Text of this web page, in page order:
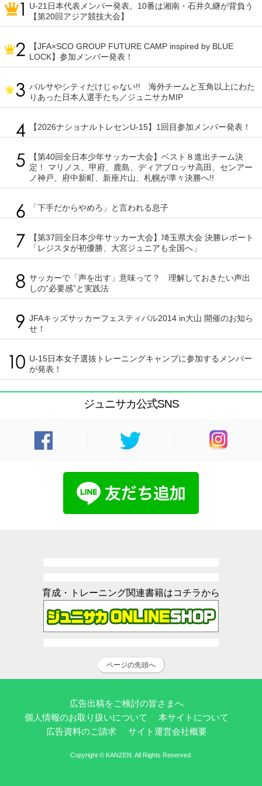
U-21日本代表メンバー発表。10番は湘南・石井久継が背負う
【第20回アジア競技大会】
【JFA×SCO GROUP FUTURE CAMP inspired by BLUE
LOCK】参加メンバー発表！
バルサやシティだけじゃない!! 海外チームと互角以上にわた
りあった日本人選手たち／ジュニサカMIP
【2026ナショナルトレセンU-15】1回目参加メンバー発表！
【第40回全日本少年サッカー大会】ベスト８進出チーム決
定！ マリノス、甲府、鹿島、ディアブロッサ高田、センアー
ノ神戸、府中新町、新座片山、札幌が準々決勝へ!!
「下手だからやめろ」と言われる息子
【第37回全日本少年サッカー大会】埼玉県大会 決勝レポート
「レジスタが初優勝、大宮ジュニアも全国へ」
サッカーで「声を出す」意味って？ 理解しておきたい声出
しの“必要感”と実践法
JFAキッズサッカーフェスティバル2014 in大山 開催のお知ら
せ！
U-15日本女子選抜トレーニングキャンプに参加するメンバー
が発表！
ジュニサカ公式SNS
育成・トレーニング関連書籍はコチラから
ページの先頭へ
広告出稿をご検討の皆さまへ
個人情報のお取り扱いについて
本サイトについて
広告資料のご請求
サイト運営会社概要
Copyright © KANZEN. All Rights Reserved.